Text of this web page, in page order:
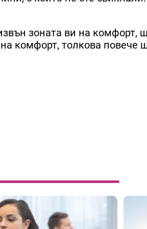
зоната ви на комфорт,
комфорт, толкова повече